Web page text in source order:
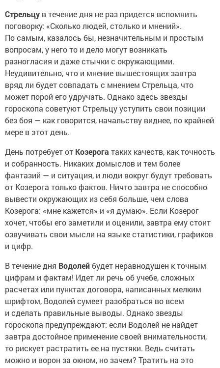
Стрельцу в течение дня не раз придется вспомнить
поговорку: «Сколько людей, столько и мнений».
По самым, казалось бы, незначительным и простым
вопросам, у него то и дело могут возникать
разногласия и даже стычки с окружающими.
Неудивительно, что и мнение вышестоящих завтра
вряд ли будет совпадать с мнением Стрельца, что
может порой его удручать. Однако здесь звезды
гороскопа советуют Стрельцу уступить свои позиции
без боя — как говорится, начальству виднее, по крайней
мере в этот день.
День потребует от Козерога таких качеств, как точность
и собранность. Никаких домыслов и тем более
фантазий — и ситуация, и люди вокруг будут требовать
от Козерога только фактов. Ничто завтра не способно
вывести окружающих из себя больше, чем слова
Козерога: «мне кажется» и «я думаю». Если Козерог
хочет, чтобы его заметили и оценили, завтра ему стоит
озвучивать свои мысли на языке статистики, графиков
и цифр.
В течение дня Водолейбудет неравнодушен к точным
цифрам и фактам! Идет ли речь об учебе, сложных
расчетах или пунктах договора, написанных мелким
шрифтом, Водолей сумеет разобраться во всем
и сделать правильные выводы. Однако звезды
гороскопа предупреждают: если Водолей не найдет
завтра достойное применение своей внимательности,
то рискует растратить ее на пустяки. Ведь считать
можно и ворон за окном, но зачем? Тратить на это